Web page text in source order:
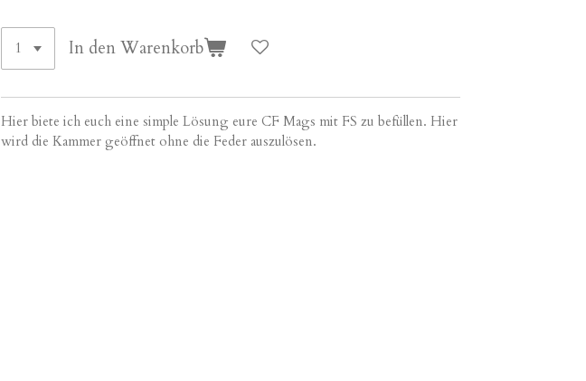
In den Warenkorb
Hier biete ich euch eine simple Lösung eure CF Mags mit FS zu befüllen. Hier
wird die Kammer geöffnet ohne die Feder auszulösen.